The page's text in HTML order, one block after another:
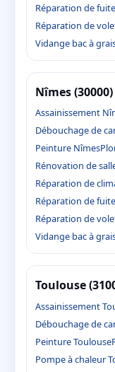
Réparation de
Réparation de
Vidange bac à
Nîmes (30000)
Assainissement
Débouchage de
Peinture Nîmes
Rénovation de
Réparation de
Réparation de
Réparation de
Vidange bac à
Toulouse
Assainissement
Débouchage de
Peinture Toulouse
Pompe à chaleur